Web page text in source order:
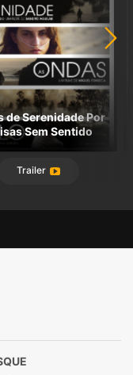
de Serenidade Por
Sem Sentido
Trailer